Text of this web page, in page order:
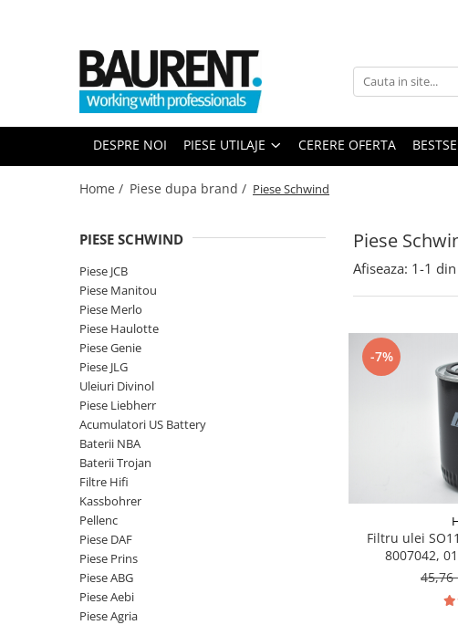
PIESE UTILAJE
Atasamente
Dinti cupa excavator
Furci stivuitor
Matura stivuitor
Plug deszapezire
Cupla rapida
Piese transmisie
Diverse piese transmisie
Piese ambreiaj
Angrenaje transmisie
Grupuri conice
Convertizoare
Cruce cardan
Disc frictiune
PIESE DUPA BRAND
Piese Upright
Piese Multimarca
Acumulatori US Battery
Baterii Trojan
Piese Komatsu
Piese motor Cummins
Piese motor Hatz
Piese Kubota
Piese motor Deutz
Piese Caterpillar
Piese Volvo
Piese motor Yanmar
Piese Snorkel
Piese John Deere
Piese Vapormatic
Piese utilaje Fendt
DESPRE NOI PIESE UTILAJE CERERE OFERTA
Home / Piese dupa brand / Piese Schwind
Piese
PIESE SCHWIND
Piese JCB
Piese Manitou
Piese Merlo
Piese Haulotte
Piese Genie
Piese JLG
Uleiuri Divinol
Piese Liebherr
Acumulatori US Battery
Baterii NBA
Baterii Trojan
Filtre Hifi
Kassbohrer
Pellenc
Piese DAF
Piese Prins
Piese ABG
Piese Aebi
Piese Agria
Afiseaza: 1-1 din
-7%
Filtru ulei
8007042,